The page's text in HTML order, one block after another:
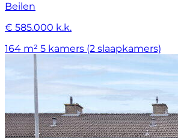
Beilen
€ 585.000 k.k.
164 m² 5 kamers (2 slaapkamers)